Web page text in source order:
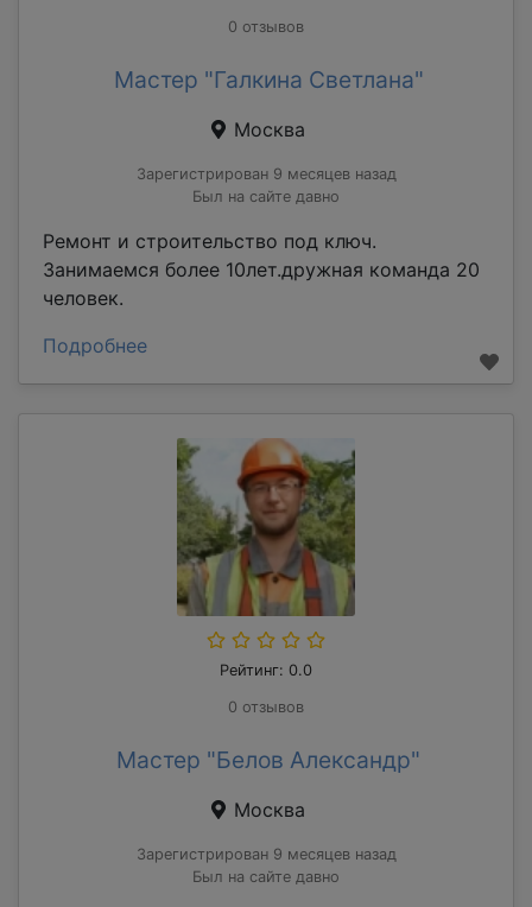
0 отзывов
Мастер "Галкина Светлана"
Москва
Зарегистрирован 9 месяцев назад
Был на сайте давно
Ремонт и строительство под ключ.
Занимаемся более 10лет.дружная команда 20
человек.
Подробнее
Рейтинг: 0.0
0 отзывов
Мастер "Белов Александр"
Москва
Зарегистрирован 9 месяцев назад
Был на сайте давно